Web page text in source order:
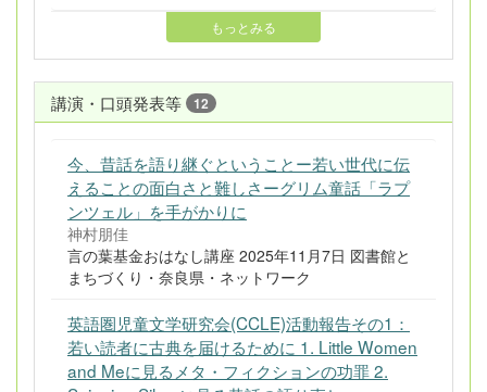
もっとみる
講演・口頭発表等 12
今、昔話を語り継ぐということー若い世代に伝
えることの面白さと難しさーグリム童話「ラプ
ンツェル」を手がかりに
神村朋佳
言の葉基金おはなし講座 2025年11月7日 図書館と
まちづくり・奈良県・ネットワーク
英語圏児童文学研究会(CCLE)活動報告その1：
若い読者に古典を届けるために 1. Little Women
and Meに見るメタ・フィクションの功罪 2.